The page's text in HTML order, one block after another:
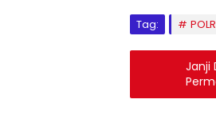
Tag:
Janji